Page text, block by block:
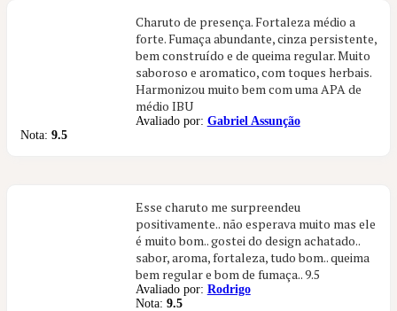
Charuto de presença. Fortaleza médio a
forte. Fumaça abundante, cinza persistente,
bem construído e de queima regular. Muito
saboroso e aromatico, com toques herbais.
Harmonizou muito bem com uma APA de
médio IBU
Avaliado por: Gabriel Assunção
Nota: 9.5
Esse charuto me surpreendeu
positivamente.. não esperava muito mas ele
é muito bom.. gostei do design achatado..
sabor, aroma, fortaleza, tudo bom.. queima
bem regular e bom de fumaça.. 9.5
Avaliado por: Rodrigo
Nota: 9.5